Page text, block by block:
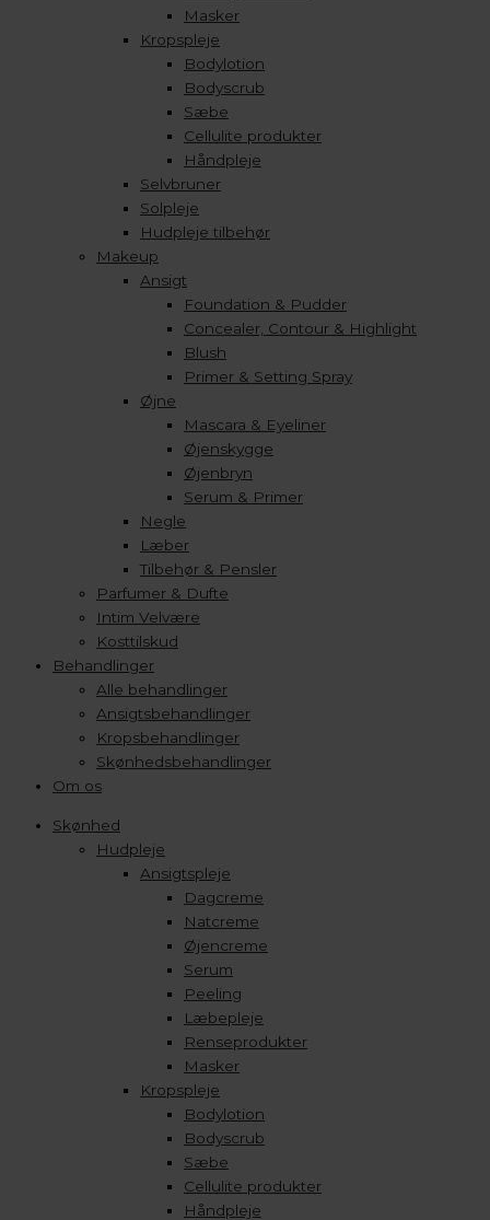
Masker
Kropspleje
Bodylotion
Bodyscrub
Sæbe
Cellulite produkter
Håndpleje
Selvbruner
Solpleje
Hudpleje tilbehør
Makeup
Ansigt
Foundation & Pudder
Concealer, Contour & Highlight
Blush
Primer & Setting Spray
Øjne
Mascara & Eyeliner
Øjenskygge
Øjenbryn
Serum & Primer
Negle
Læber
Tilbehør & Pensler
Parfumer & Dufte
Intim Velvære
Kosttilskud
Behandlinger
Alle behandlinger
Ansigtsbehandlinger
Kropsbehandlinger
Skønhedsbehandlinger
Om os
Skønhed
Hudpleje
Ansigtspleje
Dagcreme
Natcreme
Øjencreme
Serum
Peeling
Læbepleje
Renseprodukter
Masker
Kropspleje
Bodylotion
Bodyscrub
Sæbe
Cellulite produkter
Håndpleje